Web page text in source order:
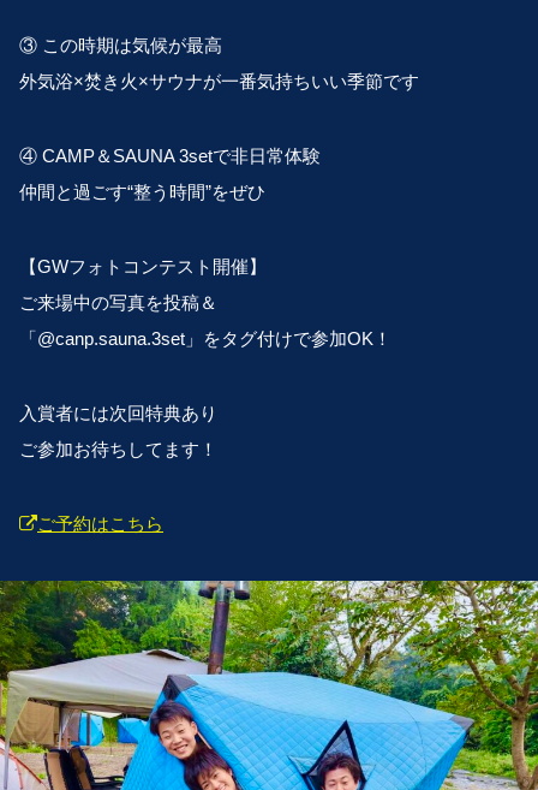
③ この時期は気候が最高
外気浴×焚き火×サウナが一番気持ちいい季節です
④ CAMP＆SAUNA 3setで非日常体験
仲間と過ごす“整う時間”をぜひ
【GWフォトコンテスト開催】
ご来場中の写真を投稿＆
「@canp.sauna.3set」をタグ付けで参加OK！
入賞者には次回特典あり
ご参加お待ちしてます！
ご予約はこちら